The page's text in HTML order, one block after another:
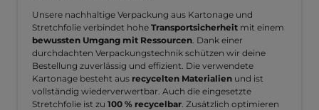
Unsere nachhaltige Verpackung aus Kartonage und
Stretchfolie verbindet hohe Transportsicherheit mit einem
bewussten Umgang mit Ressourcen . Dank einer
durchdachten Verpackungstechnik schützen wir deine
Bestellung zuverlässig und effizient. Die verwendete
Kartonage besteht aus recycelten Materialien und ist
vollständig wiederverwertbar. Auch die eingesetzte
Stretchfolie ist zu 100 % recycelbar . Zusätzlich optimieren